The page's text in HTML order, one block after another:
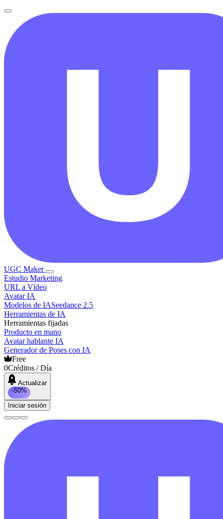
UGC Maker
Estudio Marketing
URL a Vídeo
Avatar IA
Modelos de IASeedance 2.5
Herramientas de IA
Herramientas fijadas
Producto en mano
Avatar hablante IA
Generador de Poses con IA
Free
0Créditos / Día
Actualizar
-50%
Iniciar sesión